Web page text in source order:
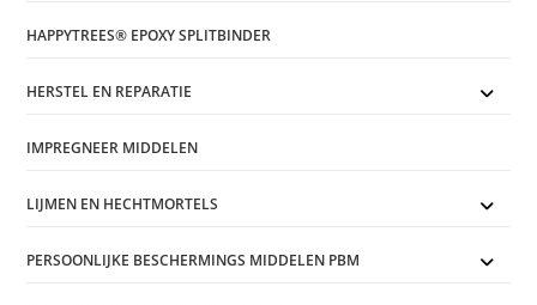
HAPPYTREES® EPOXY SPLITBINDER
HERSTEL EN REPARATIE
IMPREGNEER MIDDELEN
LIJMEN EN HECHTMORTELS
PERSOONLIJKE BESCHERMINGS MIDDELEN PBM